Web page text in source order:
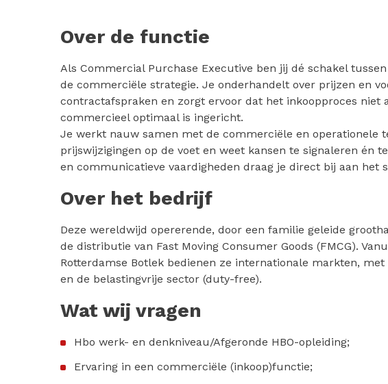
Over de functie
Als Commercial Purchase Executive ben jij dé schakel
de commerciële strategie. Je onderhandelt over prijzen en
contractafspraken en zorgt ervoor dat het inkoopproces niet
commercieel optimaal is ingericht.
Je werkt nauw samen met de commerciële en operationele
prijswijzigingen op de voet en weet kansen te signaleren én
en communicatieve vaardigheden draag je direct bij aan het
Over het bedrijf
Deze wereldwijd opererende, door een familie geleide
de distributie van Fast Moving Consumer Goods (FMCG).
Rotterdamse Botlek bedienen ze internationale markten,
en de belastingvrije sector (duty-free).
Wat wij vragen
Hbo werk- en denkniveau/Afgeronde HBO-opleiding;
Ervaring in een commerciële (inkoop)functie;